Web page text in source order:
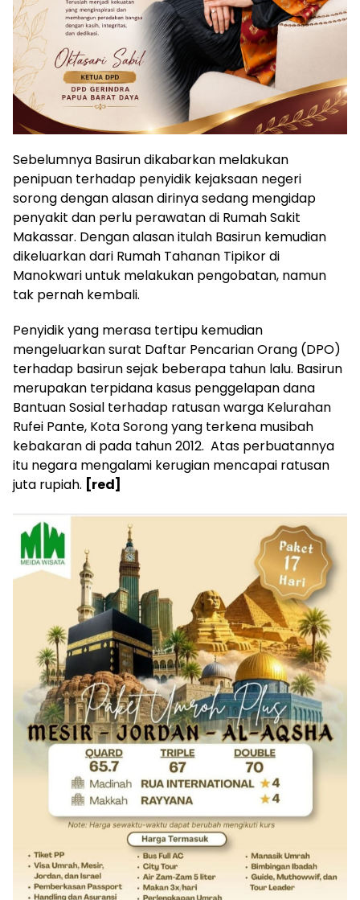
Sebelumnya Basirun dikabarkan melakukan
penipuan terhadap penyidik kejaksaan negeri
sorong dengan alasan dirinya sedang mengidap
penyakit dan perlu perawatan di Rumah Sakit
Makassar. Dengan alasan itulah Basirun kemudian
dikeluarkan dari Rumah Tahanan Tipikor di
Manokwari untuk melakukan pengobatan, namun
tak pernah kembali.
Penyidik yang merasa tertipu kemudian
mengeluarkan surat Daftar Pencarian Orang (DPO)
terhadap basirun sejak beberapa tahun lalu. Basirun
merupakan terpidana kasus penggelapan dana
Bantuan Sosial terhadap ratusan warga Kelurahan
Rufei Pante, Kota Sorong yang terkena musibah
kebakaran di pada tahun 2012. Atas perbuatannya
itu negara mengalami kerugian mencapai ratusan
juta rupiah. [red]